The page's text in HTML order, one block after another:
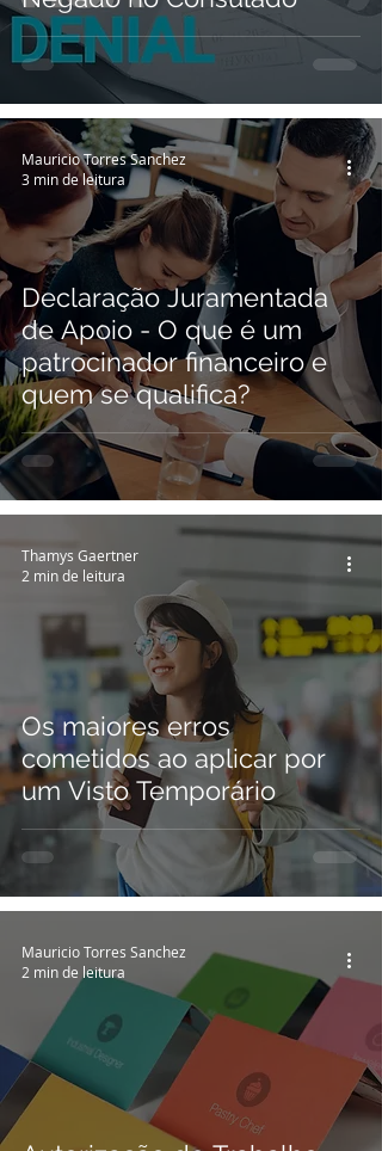
Declaração Juramentada
de Apoio - O que é um
patrocinador financeiro e
quem se qualifica?
Mauricio Torres Sanchez
3 min de leitura
Os maiores erros
cometidos ao aplicar por
um Visto Temporário
Thamys Gaertner
2 min de leitura
Mauricio Torres Sanchez
2 min de leitura